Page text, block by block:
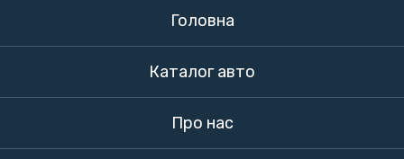
Головна
Каталог авто
Про нас